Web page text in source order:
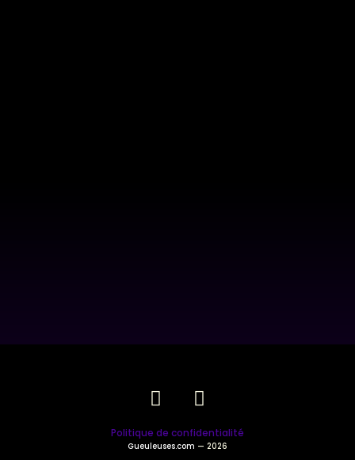
Politique de confidentialité
Gueuleuses.com — 2026